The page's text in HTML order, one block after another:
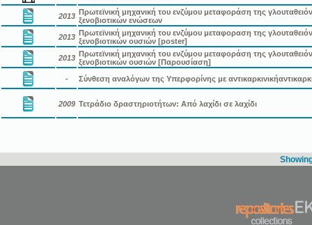
2013 Πρωτεϊνική μηχανική του ενζύμου μεταφοράση της
ξενοβιοτικών ενώσεων
2013 Πρωτεϊνική μηχανική του ενζύμου μεταφοραση της
ξενοβιοτικών ουσιών [poster]
2013 Πρωτεϊνική μηχανική του ενζύμου μεταφοράση της
ξενοβιοτικών ουσιών [Παρουσίαση]
-
Σύνθεση αναλόγων της Υπερφορίνης με
2009 Τετράδιο δραστηριοτήτων: Από λαχίδι σε λαχίδι